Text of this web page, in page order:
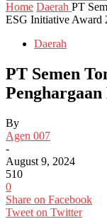
Home Daerah PT
ESG Initiative Award
Daerah
PT Semen
By
Agen 007
-
August 9, 2024
510
0
Share on Facebook
Tweet on Twitter